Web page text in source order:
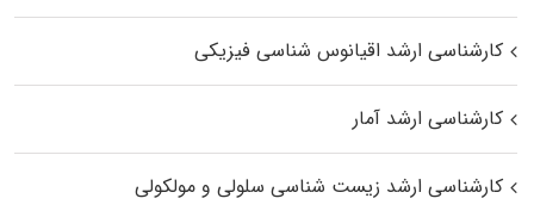
کارشناسی ارشد اقیانوس‌ شناسی فیزیکی
کارشناسی ارشد آمار
کارشناسی ارشد زیست شناسی سلولی و مولکولی